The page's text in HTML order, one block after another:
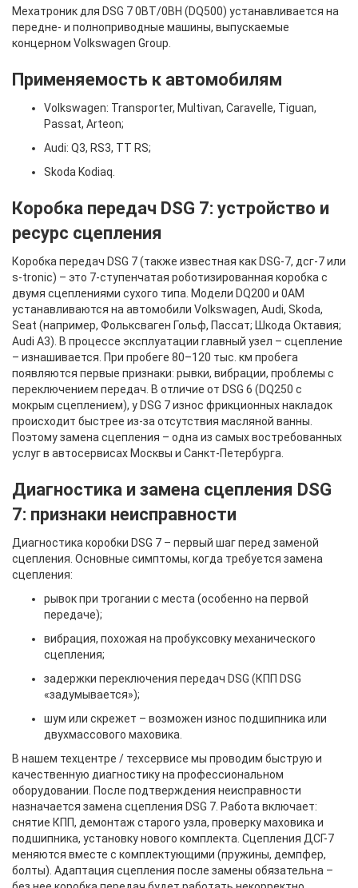
Мехатроник для DSG 7 0BT/0BH (DQ500) устанавливается на
передне- и полноприводные машины, выпускаемые
концерном Volkswagen Group.
Применяемость к автомобилям
Volkswagen: Transporter, Multivan, Caravelle, Tiguan,
Passat, Arteon;
Audi: Q3, RS3, TT RS;
Skoda Kodiaq.
Коробка передач DSG 7: устройство и
ресурс сцепления
Коробка передач DSG 7 (также известная как DSG-7, дсг-7 или
s-tronic) – это 7-ступенчатая роботизированная коробка с
двумя сцеплениями сухого типа. Модели DQ200 и 0AM
устанавливаются на автомобили Volkswagen, Audi, Skoda,
Seat (например, Фольксваген Гольф, Пассат; Шкода Октавия;
Audi A3). В процессе эксплуатации главный узел – сцепление
– изнашивается. При пробеге 80–120 тыс. км пробега
появляются первые признаки: рывки, вибрации, проблемы с
переключением передач. В отличие от DSG 6 (DQ250 с
мокрым сцеплением), у DSG 7 износ фрикционных накладок
происходит быстрее из-за отсутствия масляной ванны.
Поэтому замена сцепления – одна из самых востребованных
услуг в автосервисах Москвы и Санкт-Петербурга.
Диагностика и замена сцепления DSG
7: признаки неисправности
Диагностика коробки DSG 7 – первый шаг перед заменой
сцепления. Основные симптомы, когда требуется замена
сцепления:
рывок при трогании с места (особенно на первой
передаче);
вибрация, похожая на пробуксовку механического
сцепления;
задержки переключения передач DSG (КПП DSG
«задумывается»);
шум или скрежет – возможен износ подшипника или
двухмассового маховика.
В нашем техцентре / техсервисе мы проводим быструю и
качественную диагностику на профессиональном
оборудовании. После подтверждения неисправности
назначается замена сцепления DSG 7. Работа включает:
снятие КПП, демонтаж старого узла, проверку маховика и
подшипника, установку нового комплекта. Сцепления ДСГ-7
меняются вместе с комплектующими (пружины, демпфер,
болты). Адаптация сцепления после замены обязательна –